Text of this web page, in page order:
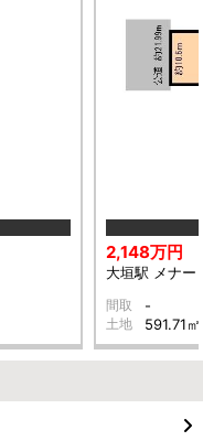
2,148万円
大垣駅 メナー
間取 -
土地 591.71㎡